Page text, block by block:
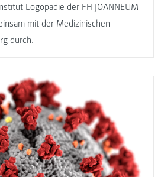
Logopädie der FH JOANNEUM
mit der Medizinischen
durch.